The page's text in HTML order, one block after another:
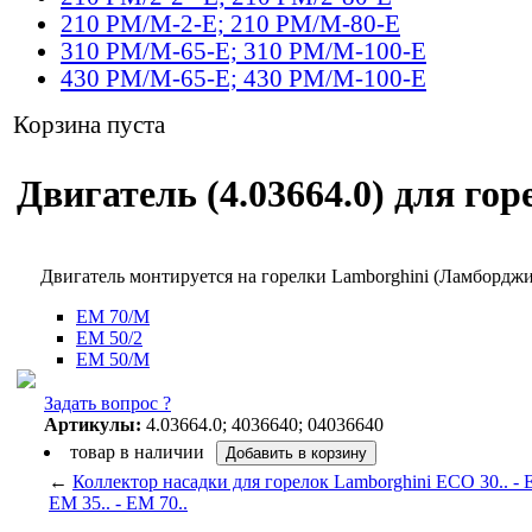
210 PM/M-2-E; 210 PM/M-80-E
310 PM/M-65-E; 310 PM/M-100-E
430 PM/M-65-E; 430 PM/M-100-E
Корзина пуста
Двигатель (4.03664.0) для
Двигатель монтируется на горелки Lamborghini
EM 70/M
EM 50/2
EM 50/M
Задать вопрос ?
Артикулы: 4.03664.0; 4036640; 04036640
товар в наличии
← Коллектор насадки для горелок Lamborghini ECO 30.. -
EM 35.. - EM 70..